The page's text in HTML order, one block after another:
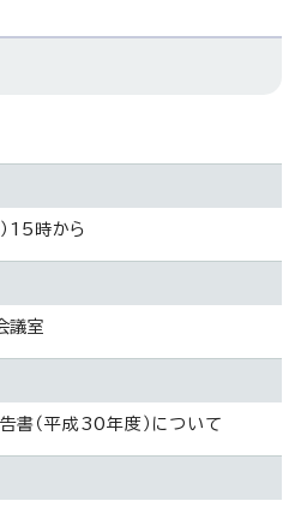
15時から
議室
書（平成30年度）について